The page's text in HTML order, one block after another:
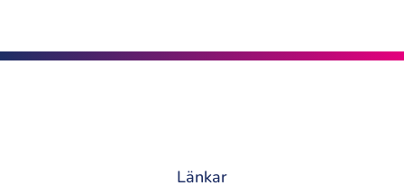
Länkar